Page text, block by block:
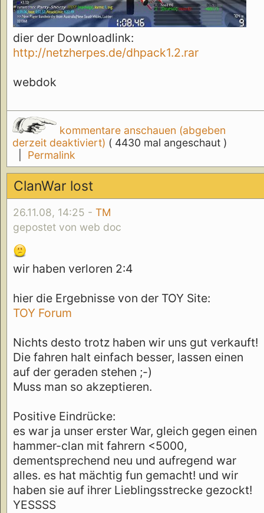
dier der Downloadlink:
http://netzherpes.de/dhpack1.2.rar
webdok
kommentare anschauen (abgeben
derzeit deaktiviert) ( 4430 mal angeschaut )
Permalink
ClanWar lost
26.11.08, 14:25 - TM
gepostet von web doc
wir haben verloren 2:4
hier die Ergebnisse von der TOY Site:
TOY Forum
Nichts desto trotz haben wir uns gut verkauft!
Die fahren halt einfach besser, lassen einen
auf der geraden stehen ;-)
Muss man so akzeptieren.
Positive Eindrücke:
es war ja unser erster War, gleich gegen einen
hammer-clan mit fahrern <5000,
dementsprechend neu und aufregend war
alles. es hat mächtig fun gemacht! und wir
haben sie auf ihrer Lieblingsstrecke gezockt!
YESSSS